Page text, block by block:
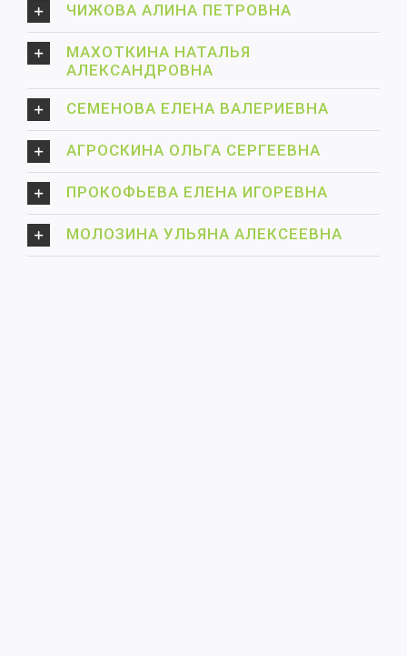
ЧИЖОВА АЛИНА ПЕТРОВНА
МАХОТКИНА НАТАЛЬЯ
АЛЕКСАНДРОВНА
СЕМЕНОВА ЕЛЕНА ВАЛЕРИЕВНА
АГРОСКИНА ОЛЬГА СЕРГЕЕВНА
ПРОКОФЬЕВА ЕЛЕНА ИГОРЕВНА
МОЛОЗИНА УЛЬЯНА АЛЕКСЕЕВНА